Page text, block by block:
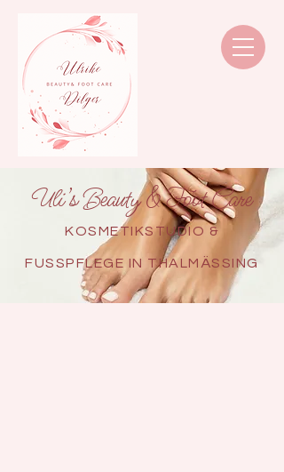
Uli’s Beauty & Foot Care
KOSMETIKSTUDIO &
FUSSPFLEGE IN THALMÄSSING